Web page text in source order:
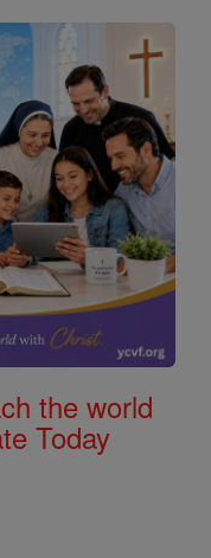
the world
Today